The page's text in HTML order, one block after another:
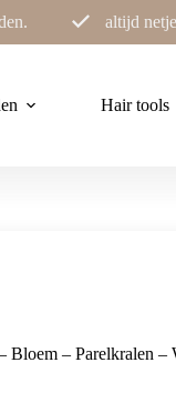
altijd
Hair tools
Bloem – Parelkralen –